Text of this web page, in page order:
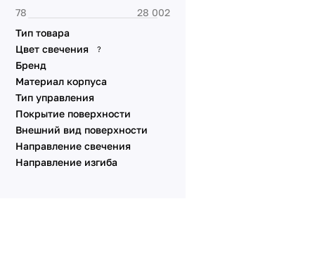
Тип товара
Цвет свечения
?
Бренд
Материал корпуса
Тип управления
Покрытие поверхности
Внешний вид поверхности
Направление свечения
Направление изгиба